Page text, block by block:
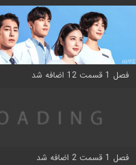
فصل 1 قسمت 12 اضافه شد
فصل 1 قسمت 2 اضافه شد